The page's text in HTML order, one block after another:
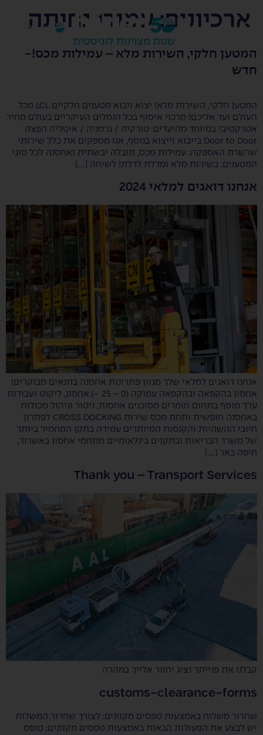
EN ארכיונים:עמודי נחיתה
המטען חלקי, השירות מלא – עמילות מכס!-
חדש
המטען חלקי, השירות מלא! יצוא ויבוא מטענים חלקיים LCL מכל
העולם ועד אליכם! מרכזי איסוף בכל הנמלים העיקריים בעולם מחיר
אטרקטיבי במיוחד מהיעדים: טורקיה / גרמניה / איטליה הפצה
Door to Door בייבוא וייצוא בנוסף, אנו מספקים את כלל שירותי
שרשרת האספקה: עמילות מכס, תובלה יבשתית ואחסנה לכל סוגי
המטענים, בשירות מלא ומדלת לדלת! לשיחה […]
אנחנו דואגים למלאי 2024
אנחנו דואגים למלאי שלך מגוון פתרונות אחסנה בתנאים מבוקרים!
אחסון בהקפאה ובהקפאה עמוקה (0 – 25 -) אחסון, ליקוט ועבודות
ערך מוסף בתחום חומרים מסוכנים אחסנת, ניטור וניהול מכולות
באחסנה חופשית ותחת מכס שירות CROSS DOCKING לפתרון
חיובי ההשהיות והקנסות המיותרים עמידה בתקן המחמיר ביותר
של משרד הבריאות ובתקנים בינלאומיים מתחמי אחסון באשדוד,
חיפה באר […]
Thank you – Transport Services
קבלנו את פנייתך נציג יחזור אלייך במהרה
customs-clearance-forms
שחרור משלוח באמצעות טפסים מקוונים: לצורך שחרור המשלוח
יש לבצע את הפעולות הבאות באמצעות טפסים מקוונים: טופס